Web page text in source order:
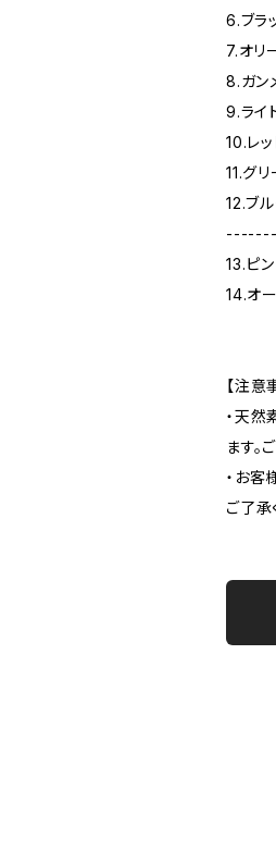
6.ブラ
7.オリ
8.ガン
9.ライ
10.レッ
11.グリ
12.ブ
13.ピ
14.オ
【注意
・天
ます。
・お客
ご了承